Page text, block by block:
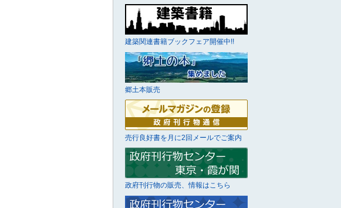
建築関連書籍ブックフェア開催中!!
郷土本販売
売行良好書を月に2回メールでご案内
政府刊行物の販売、情報はこちら